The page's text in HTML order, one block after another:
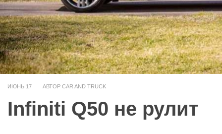
ИЮНЬ 17 АВТОР CAR AND TRUCK
Infiniti Q50 не рулит